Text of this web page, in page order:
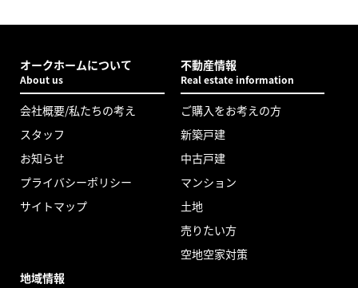
オークホームについて
About us
会社概要/私たちの考え
スタッフ
お知らせ
プライバシーポリシー
サイトマップ
不動産情報
Real estate information
ご購入をお考えの方
新築戸建
中古戸建
マンション
土地
売りたい方
空地空家対策
地域情報